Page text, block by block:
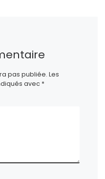
pas publiée. Les
avec *